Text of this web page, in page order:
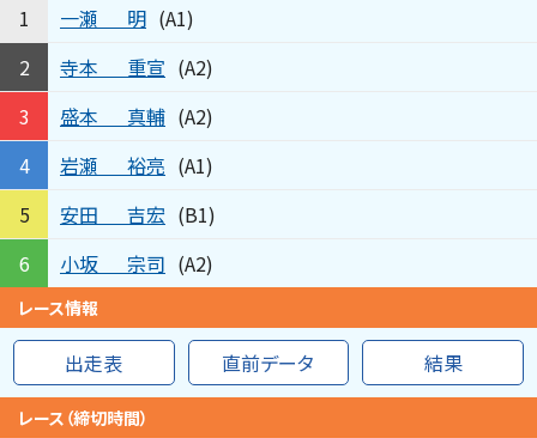
1 一瀬 明 (A1)
2
寺本 重宣 (A2)
3
盛本 真輔 (A2)
4
岩瀬 裕亮 (A1)
5
安田 吉宏 (B1)
6
小坂 宗司 (A2)
レース情報
出走表 直前データ 結果
レース（締切時間）